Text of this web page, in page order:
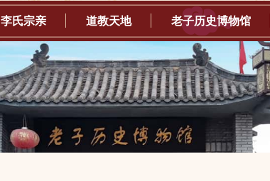
李氏宗亲 道教天地 老子历史博物馆